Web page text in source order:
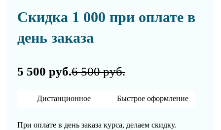
Скидка 1 000 при оплате в
день заказа
5 500 руб.6 500 руб.
Дистанционное Быстрое оформление
При оплате в день заказа курса, делаем скидку.